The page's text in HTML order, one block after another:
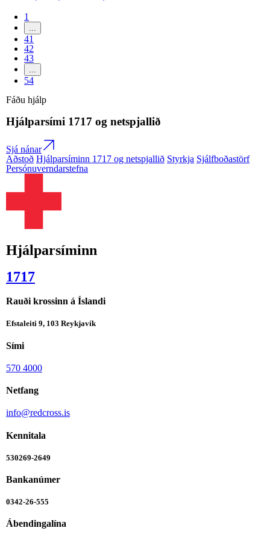
1
41
42
43
54
Fáðu hjálp
Hjálparsími 1717 og netspjallið
Sjá nánar
Aðstoð Hjálparsíminn 1717 og netspjallið Styrkja Sjálfboðastörf
Persónuverndarstefna
Hjálparsíminn
1717
Rauði krossinn á Íslandi
Efstaleiti 9, 103 Reykjavík
Sími
570 4000
Netfang
info@redcross.is
Kennitala
530269-2649
Bankanúmer
0342-26-555
Ábendingalína